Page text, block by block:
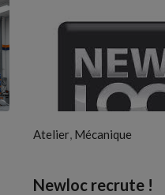
Atelier, Mécanique
Newloc recrute !